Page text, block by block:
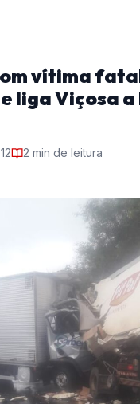
vítima
liga Viçosa a
2 min de leitura